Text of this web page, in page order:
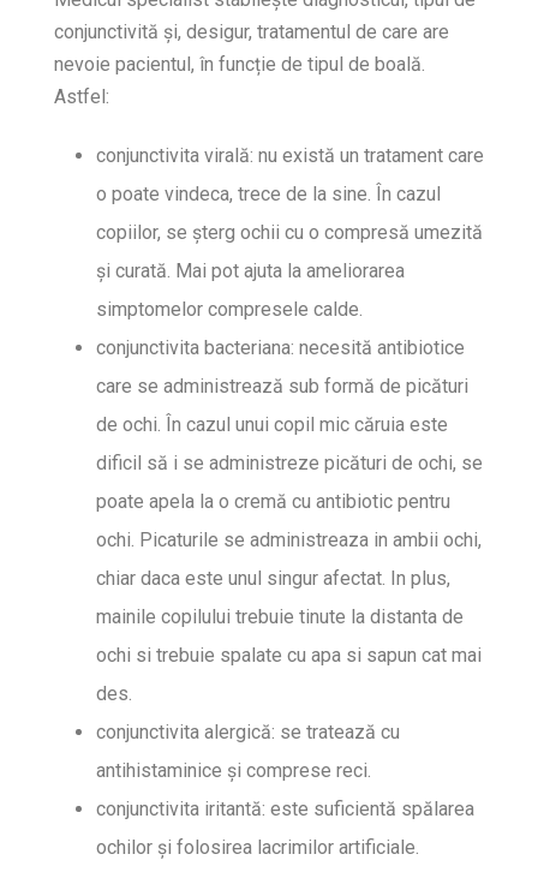
conjunctivită și, desigur, tratamentul de care are
nevoie pacientul, în funcție de tipul de boală.
Astfel:
conjunctivita virală: nu există un tratament care
o poate vindeca, trece de la sine. În cazul
copiilor, se șterg ochii cu o compresă umezită
și curată. Mai pot ajuta la ameliorarea
simptomelor compresele calde.
conjunctivita bacteriana: necesită antibiotice
care se administrează sub formă de picături
de ochi. În cazul unui copil mic căruia este
dificil să i se administreze picături de ochi, se
poate apela la o cremă cu antibiotic pentru
ochi. Picaturile se administreaza in ambii ochi,
chiar daca este unul singur afectat. In plus,
mainile copilului trebuie tinute la distanta de
ochi si trebuie spalate cu apa si sapun cat mai
des.
conjunctivita alergică: se tratează cu
antihistaminice și comprese reci.
conjunctivita iritantă: este suficientă spălarea
ochilor și folosirea lacrimilor artificiale.